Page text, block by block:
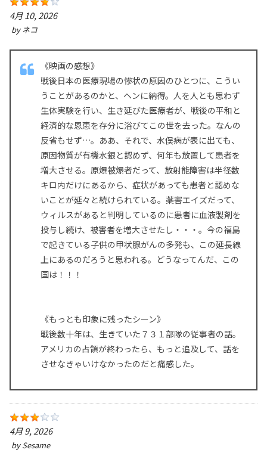
4月 10, 2026
byネコ
《映画の感想》
戦後日本の医療現場の惨状の原因のひとつに、こうい
うことがあるのかと、ヘンに納得。人を人とも思わず
生体実験を行い、生き延びた医療者が、戦後の平和と
経済的な恩恵を存分に浴びてこの世を去った。なんの
反省もせず…。ああ、それで、水俣病が表に出ても、
原因物質が有機水銀と認めず、何年も放置して患者を
増大させる。原爆被爆者だって、放射能障害は半径数
キロ内だけにあるから、症状があっても患者と認めな
いことが延々と続けられている。薬害エイズだって、
ウィルスがあると判明しているのに患者に血液製剤を
投与し続け、被害者を増大させたし・・・。今の福島
で起きている子供の甲状腺がんの多発も、この延長線
上にあるのだろうと思われる。どうなってんだ、この
国は！！！
《もっとも印象に残ったシーン》
戦後数十年は、生きていた７３１部隊の従事者の話。
アメリカの占領が終わったら、もっと追及して、話を
させなきゃいけなかったのだと痛感した。
4月 9, 2026
bySesame